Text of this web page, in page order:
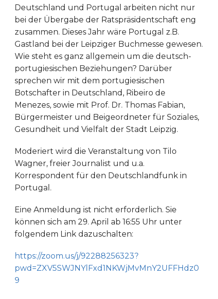
Deutschland und Portugal arbeiten nicht nur
bei der Übergabe der Ratspräsidentschaft eng
zusammen. Dieses Jahr wäre Portugal z.B.
Gastland bei der Leipziger Buchmesse gewesen.
Wie steht es ganz allgemein um die deutsch-
portugiesischen Beziehungen? Darüber
sprechen wir mit dem portugiesischen
Botschafter in Deutschland, Ribeiro de
Menezes, sowie mit Prof. Dr. Thomas Fabian,
Bürgermeister und Beigeordneter für Soziales,
Gesundheit und Vielfalt der Stadt Leipzig.
Moderiert wird die Veranstaltung von Tilo
Wagner, freier Journalist und u.a.
Korrespondent für den Deutschlandfunk in
Portugal.
Eine Anmeldung ist nicht erforderlich. Sie
können sich am 29. April ab 16:55 Uhr unter
folgendem Link dazuschalten:
https://zoom.us/j/92288256323?
pwd=ZXV5SWJNYlFxd1NKWjMvMnY2UFFHdz0
9